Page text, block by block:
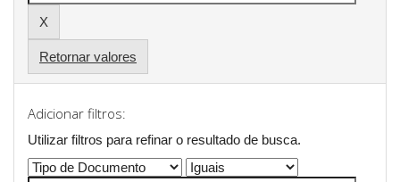
Retornar valores
Adicionar filtros:
Utilizar filtros para refinar o resultado de busca.